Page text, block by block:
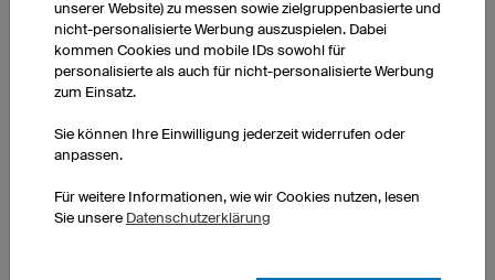
Bei owayo können Sie Ihre eSports-Trikots komplett
Schriftzüge, Tags, Teamnamen, mehrfarbige Logos,
... weiter zu MyDesign
unserer Website) zu messen sowie zielgruppenbasierte und
nicht-personalisierte Werbung auszuspielen. Dabei
kommen Cookies und mobile IDs sowohl für
personalisierte als auch für nicht-personalisierte Werbung
zum Einsatz.
Sie können Ihre Einwilligung jederzeit widerrufen oder
anpassen.
Für weitere Informationen, wie wir Cookies nutzen, lesen
Sie unsere Datenschutzerklärung